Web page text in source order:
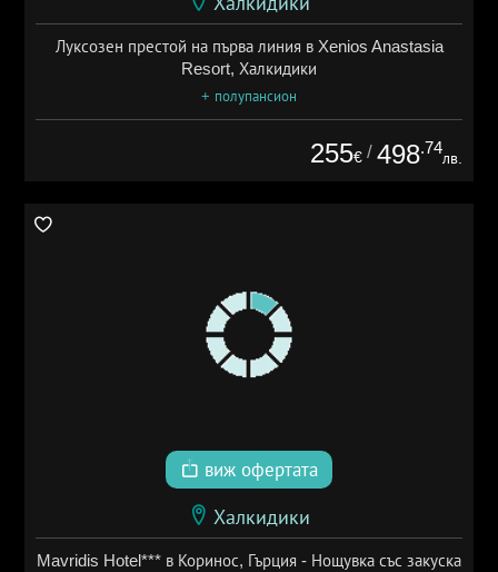
Луксозен престой на първа линия в Xenios Anastasia
Resort, Халкидики
+ полупансион
255€ / 498.74
лв.
виж офертата
Халкидики
Mavridis Hotel*** в Коринос, Гърция - Нощувка със закуска